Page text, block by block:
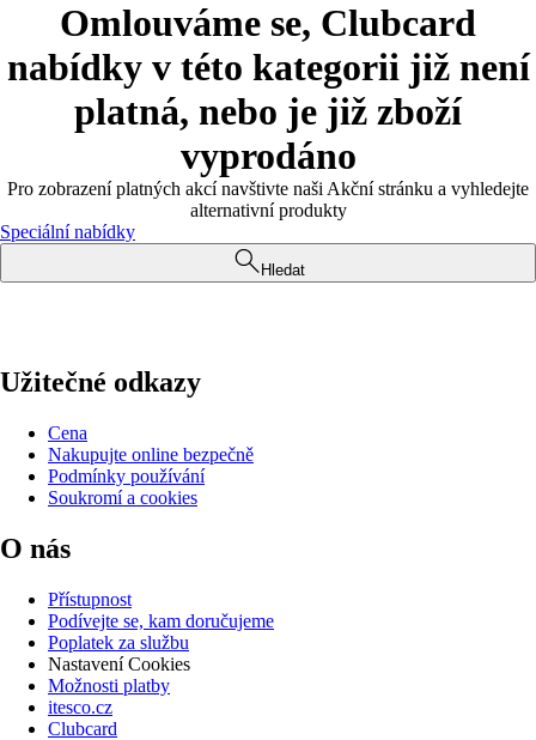
Omlouváme se, Clubcard
nabídky v této kategorii již není
platná, nebo je již zboží
vyprodáno
Pro zobrazení platných akcí navštivte naši Akční stránku a vyhledejte
alternativní produkty
Speciální nabídky
Hledat
Užitečné odkazy
Cena
Nakupujte online bezpečně
Podmínky používání
Soukromí a cookies
O nás
Přístupnost
Podívejte se, kam doručujeme
Poplatek za službu
Nastavení Cookies
Možnosti platby
itesco.cz
Clubcard